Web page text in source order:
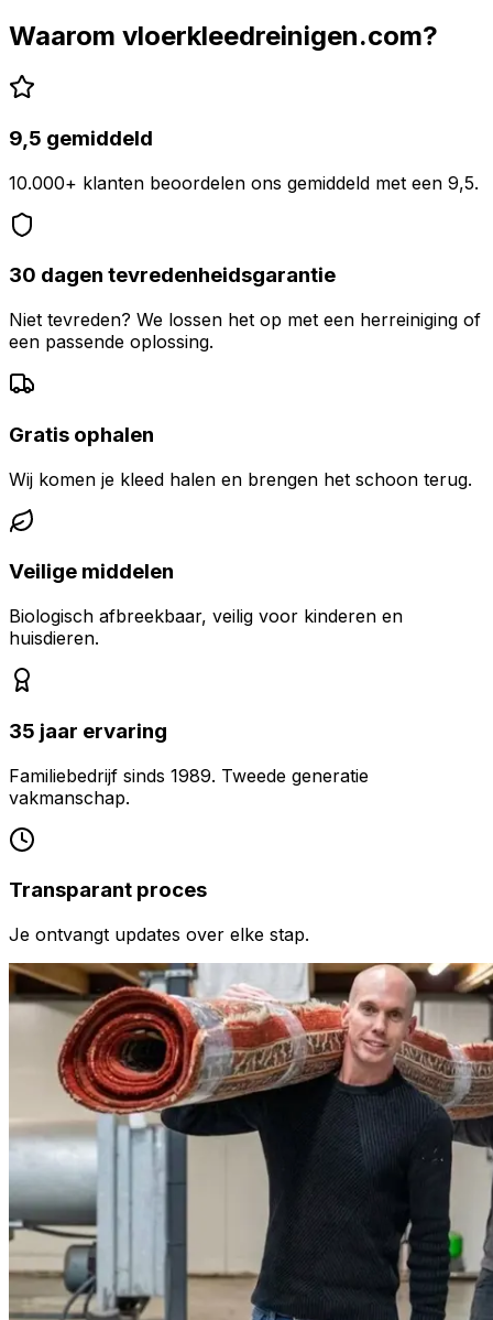
Waarom vloerkleedreinigen.com?
9,5 gemiddeld
10.000+ klanten beoordelen ons gemiddeld met een 9,5.
30 dagen tevredenheidsgarantie
Niet tevreden? We lossen het op met een herreiniging of
een passende oplossing.
Gratis ophalen
Wij komen je kleed halen en brengen het schoon terug.
Veilige middelen
Biologisch afbreekbaar, veilig voor kinderen en
huisdieren.
35 jaar ervaring
Familiebedrijf sinds 1989. Tweede generatie
vakmanschap.
Transparant proces
Je ontvangt updates over elke stap.